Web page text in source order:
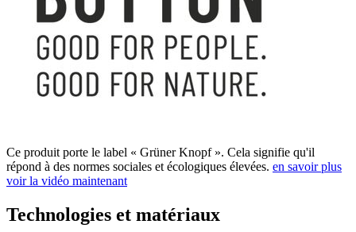
Ce produit porte le label « Grüner Knopf ». Cela signifie qu'il
répond à des normes sociales et écologiques élevées. en savoir plus
voir la vidéo maintenant
Technologies et matériaux